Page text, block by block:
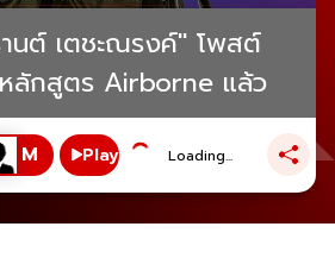
นต์ เตชะณรงค์" โพสต์
ลักสูตร Airborne แล้ว
Play Loading...